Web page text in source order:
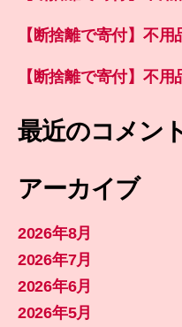
【断捨離で寄付】不
【断捨離で寄付】不
最近のコメン
アーカイブ
2026年8月
2026年7月
2026年6月
2026年5月